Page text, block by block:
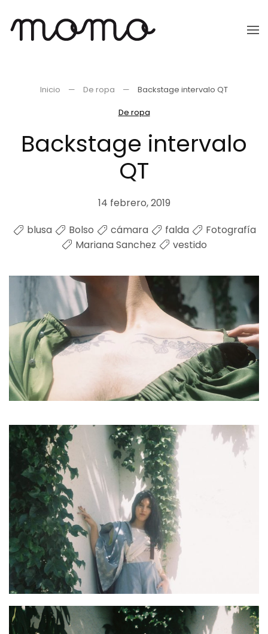
Ir
Inicio De ropa
Backstage intervalo QT
De ropa
Backstage intervalo
QT
14 febrero, 2019
blusa
Bolso cámara falda
Fotografía
Mariana Sanchez
vestido